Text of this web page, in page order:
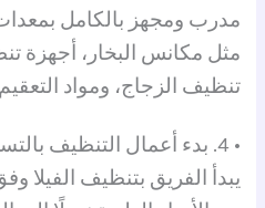
مدرب ومجهز بالكامل
مثل مكانس البخار، أجهزة
تنظيف الزجاج، ومواد التعقيم
• 4. بدء أعمال التنظيف بالتسلسل
يبدأ الفريق بتنظيف الفيلا